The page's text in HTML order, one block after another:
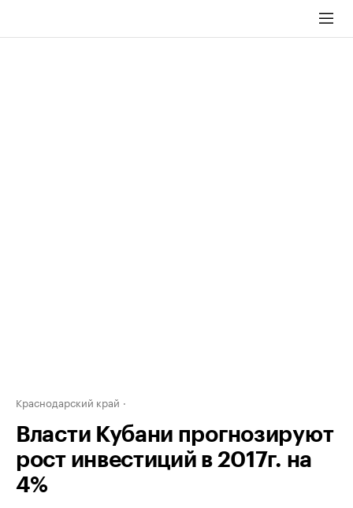
Краснодарский край
Власти Кубани прогнозируют
рост инвестиций в 2017г. на
4%